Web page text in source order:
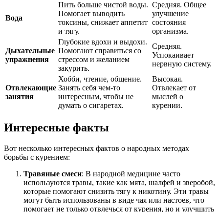
Вода
Пить больше чистой воды.
Помогает выводить
токсины, снижает аппетит
и тягу.
Средняя. Общее
улучшение
состояния
организма.
Дыхательные
упражнения
Глубокие вдохи и выдохи.
Помогают справиться со
стрессом и желанием
закурить.
Средняя.
Успокаивает
нервную систему.
Отвлекающие
занятия
Хобби, чтение, общение.
Занять себя чем-то
интересным, чтобы не
думать о сигаретах.
Высокая.
Отвлекает от
мыслей о
курении.
Интересные факты
Вот несколько интересных фактов о народных методах
борьбы с курением:
Травяные смеси: В народной медицине часто
используются травы, такие как мята, шалфей и зверобой,
которые помогают снизить тягу к никотину. Эти травы
могут быть использованы в виде чая или настоев, что
помогает не только отвлечься от курения, но и улучшить